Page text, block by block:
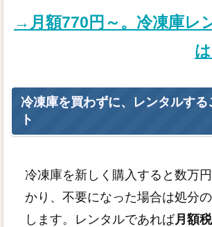
→月額770円～。冷凍庫レ
冷凍庫を買わずに、レンタルする
ト
冷凍庫を新しく購入すると数万
かり、不要になった場合は処分
します。レンタルであれば月額